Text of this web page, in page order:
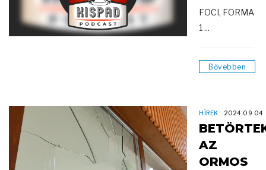
FOCI, FORMA
1 ...
Bővebben
HÍREK 2024.09.04
AZ
ORMOS